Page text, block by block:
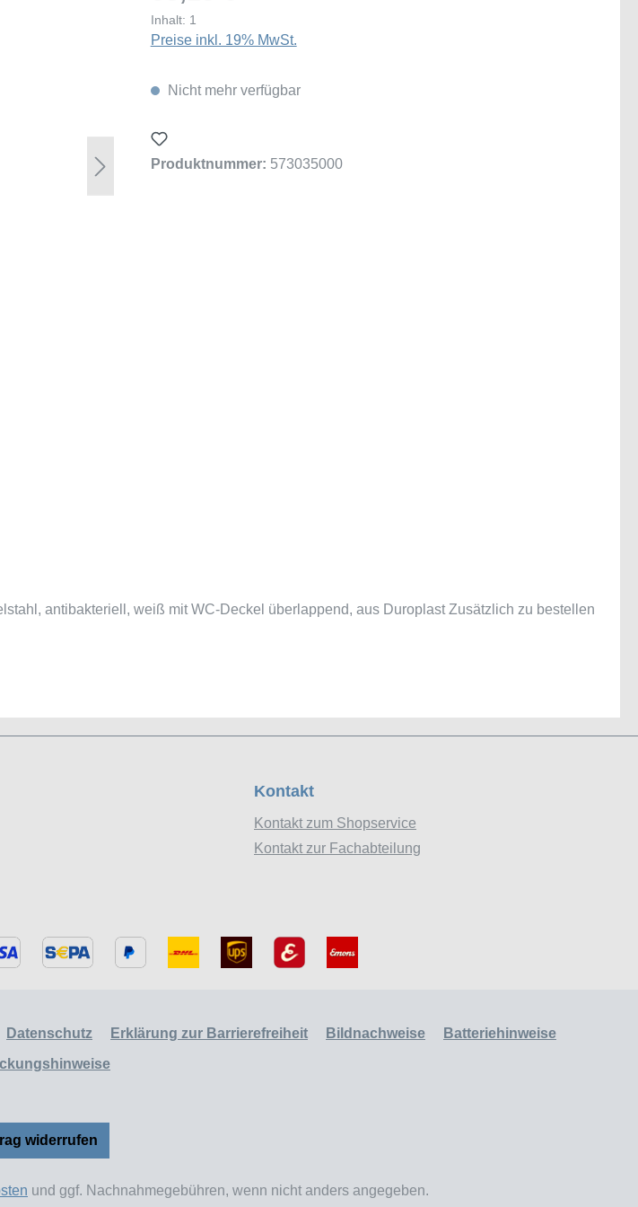
Inhalt: 1
Preise inkl. 19% MwSt.
Nicht mehr verfügbar
Produktnummer: 573035000
antibakteriell, weiß mit WC-Deckel überlappend, aus Duroplast Zusätzlich zu bestellen
Kontakt
Kontakt zum Shopservice
Kontakt zur Fachabteilung
Datenschutz Erklärung zur Barrierefreiheit Bildnachweise
Batteriehinweise
widerrufen
und ggf. Nachnahmegebühren, wenn nicht anders angegeben.